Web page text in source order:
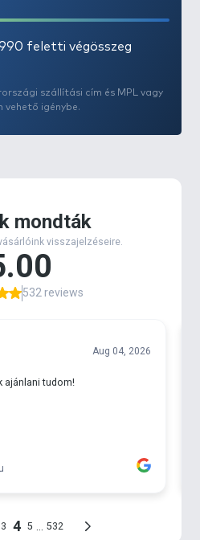
feletti végösszeg
szállítási cím és MPL vagy
vehető igénybe.